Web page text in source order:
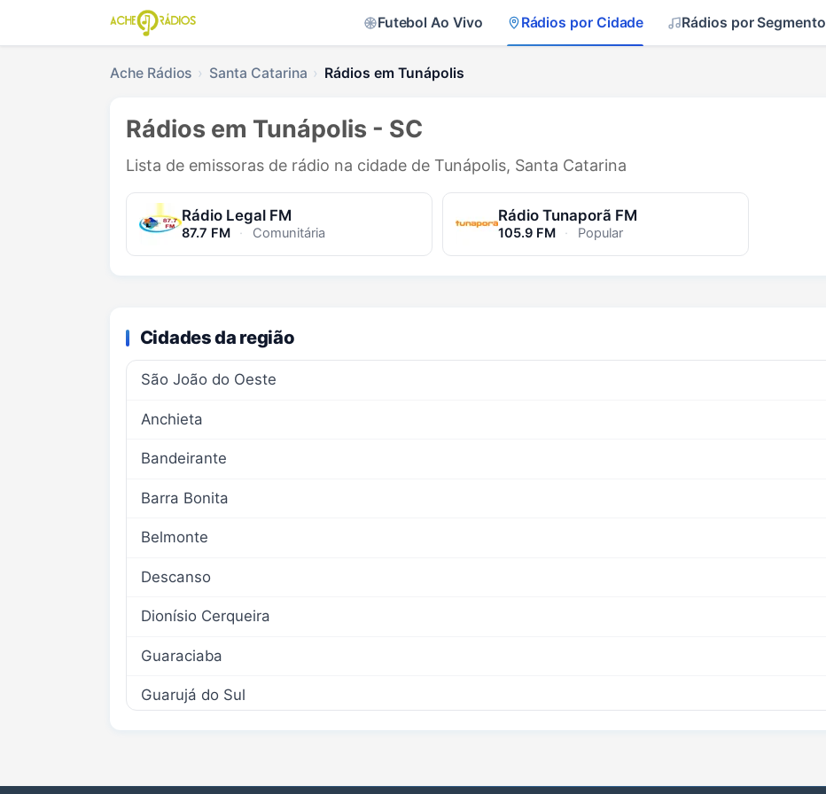
Futebol Ao Vivo Rádios por Cidade Rádios por Segmento
Ache Rádios Santa Catarina Rádios em Tunápolis
Rádios em Tunápolis - SC
Lista de emissoras de rádio na cidade de Tunápolis, Santa Catarina
Rádio Legal FM
87.7 FM · Comunitária
Rádio Tunaporã FM
105.9 FM · Popular
Cidades da região
São João do Oeste
Anchieta
Bandeirante
Barra Bonita
Belmonte
Descanso
Dionísio Cerqueira
Guaraciaba
Guarujá do Sul